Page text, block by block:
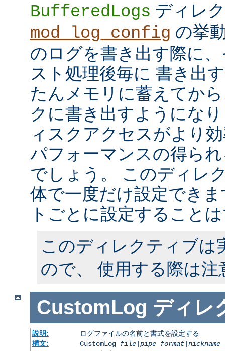
BufferedLogs ディレ
mod_log_config の挙
のログを書き出す際に
スト処理後毎に 書き出
たんメモリに蓄えてか
クに書き出すようにな
ィスクアクセスがより
パフォーマンスの得ら
でしょう。 このディレ
体で一度だけ設定でき
トごとに設定すること
このディレクティブは
ので、 使用する際は
CustomLog ディレ
説明:
ログファイルの名前と書式を設定する
構文:
CustomLog file|pipe format|nickname